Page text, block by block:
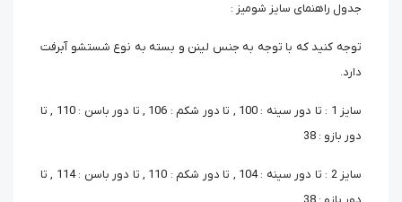
جدول راهنمای سایز شومیز :
توجه کنید که با توجه به جنس لینن و بسته به نوع شستشو آبرفت
دارد.
سایز 1 : تا دور سینه : 100 , تا دور شکم : 106 , تا دور باسن : 110 , تا
دور بازو : 38
سایز 2 : تا دور سینه : 104 , تا دور شکم : 110 , تا دور باسن : 114 , تا